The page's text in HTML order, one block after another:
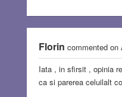
Florin commented on
Iata , in sfirsit , opinia
ca si parerea celuilalt